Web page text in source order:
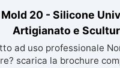
20 - Silicone
Artigianato e
ad uso professionale
scarica la brochure